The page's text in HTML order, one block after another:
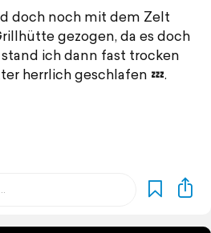
doch noch mit dem Zelt
gezogen, da es doch
ich dann fast trocken
herrlich geschlafen 💤.